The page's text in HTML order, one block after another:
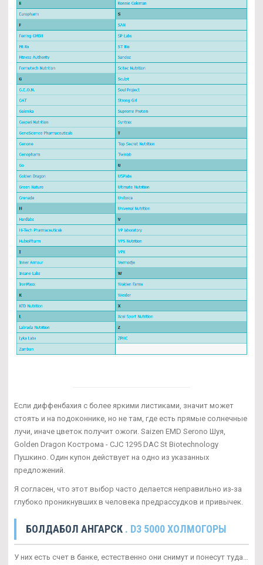
Если диффенбахия с более яркими листиками, значит может
стоять и на подоконнике, но не там, где есть прямые солнечные
лучи, иначе цветок получит ожоги. Saizen EMD Serono Шуя,
Golden Dragon Кострома - CJC 1295 DAC St Biotechnology
Пушкино. Один купон действует на одно из указанных
предложений.
Я согласен, что этот выбор часто делается неправильно из-за
глубоко проникнувших в человека предрассудков и привычек.
БОЛДАБОЛ АНГАРСК . D3 5000 ХОЛМОГОРЫ
У них есть счет в банке, естественно они снимут и понесут туда…